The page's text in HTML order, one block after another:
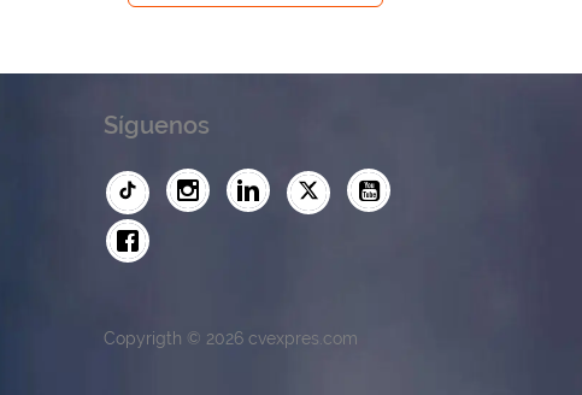
Síguenos
Copyrigth © 2026 cvexpres.com